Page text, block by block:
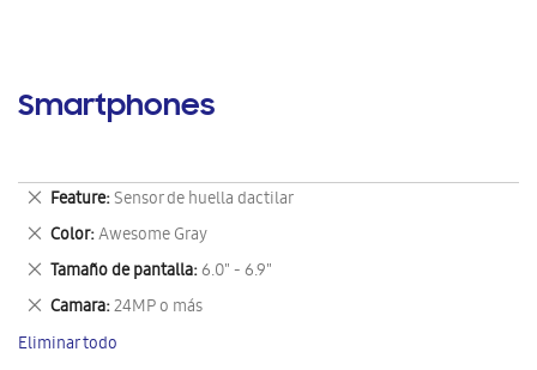
Smartphones
Feature Sensor de huella dactilar
Eliminar
este
artículo
Color Awesome Gray
Eliminar
este
artículo
Tamaño de pantalla 6.0" - 6.9"
Eliminar
este
artículo
Camara 24MP o más
Eliminar
este
artículo
Eliminar todo